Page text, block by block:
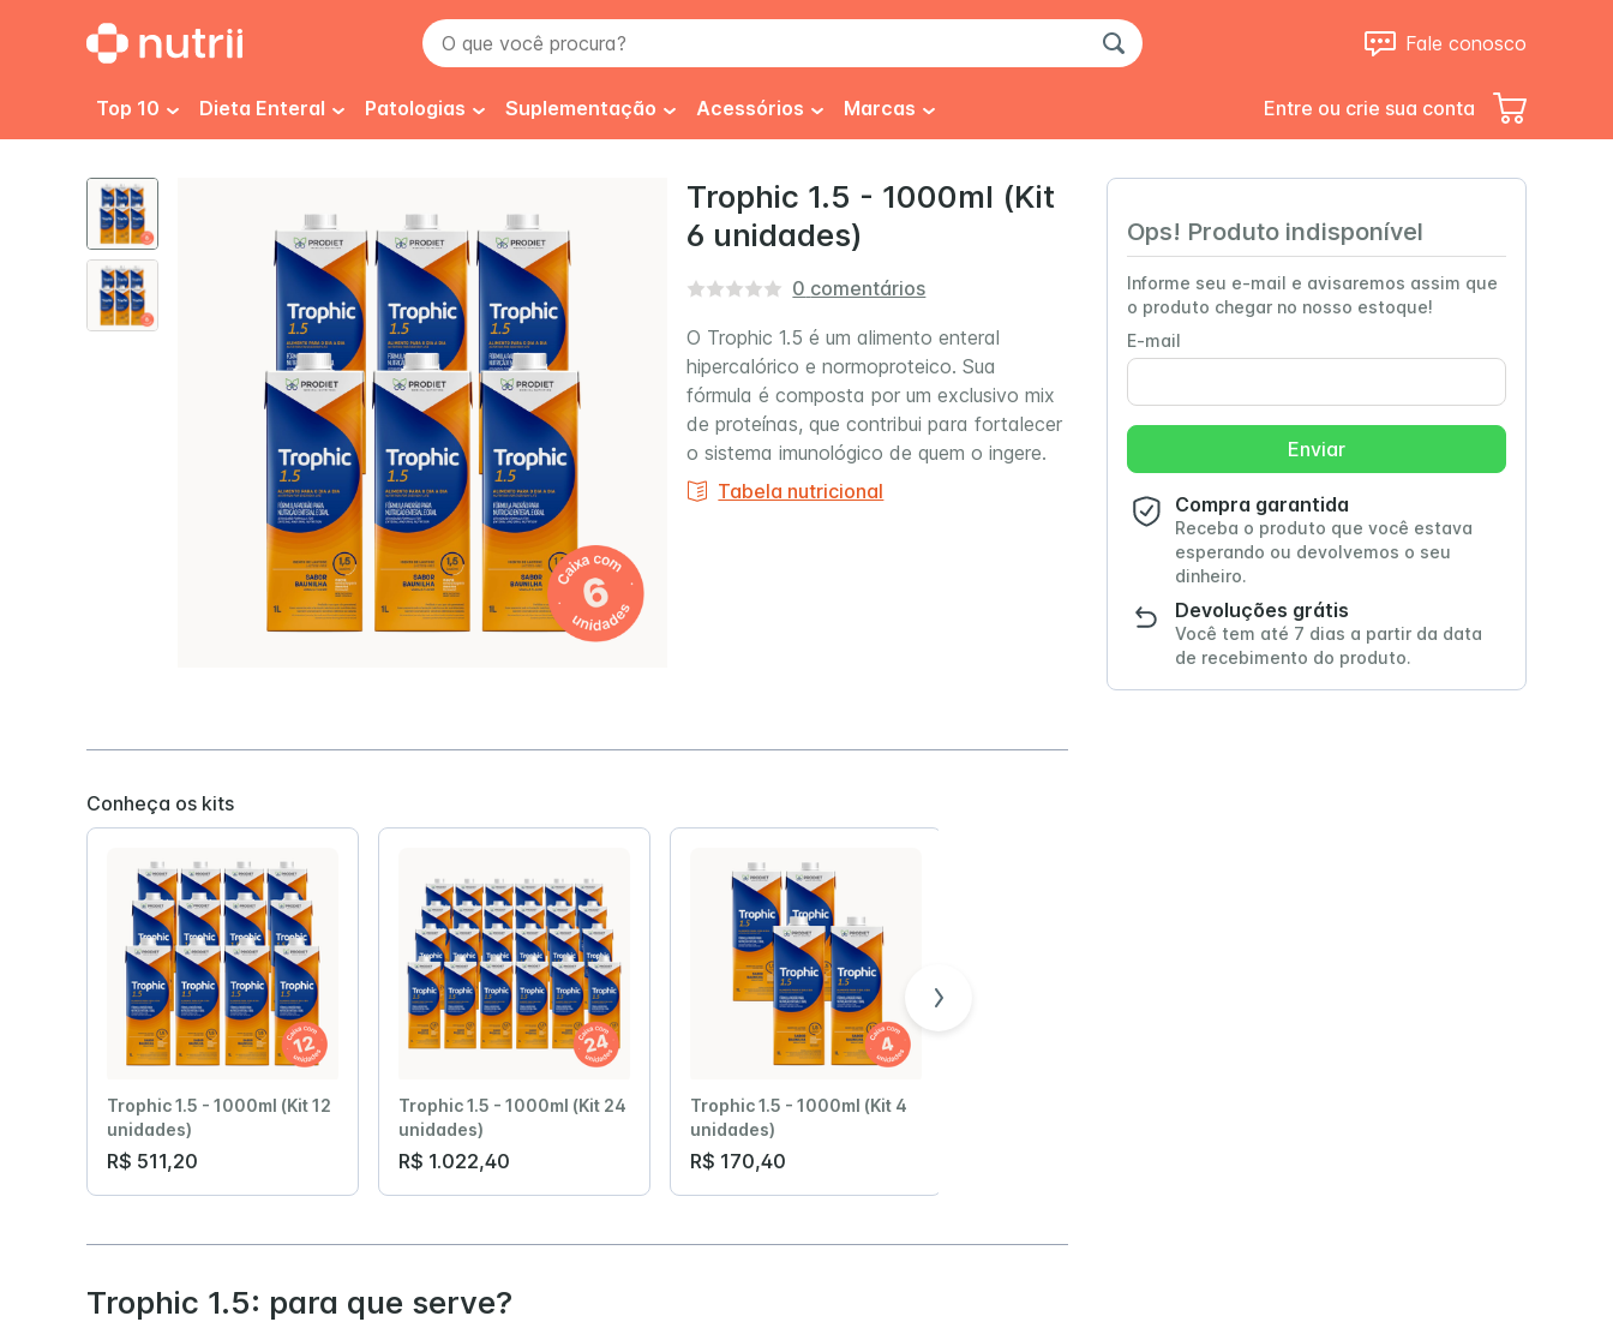
O que você procura? Fale conosco
Top 10
Isosource 1.5 Isosource Soya Isosource Soya Fiber
Trophic Soya 1.2
Dieta Enteral
Dieta 1.2 kcal
Dieta 1.5 kcal
Dieta Enteral Renal
Dieta Enteral Infantil
Dieta Enteral Especializada
Dieta Enteral Diabetes
Normocalórica e Normoproteica
Hipercalórica e Hiperproteica
Hipercalorica e Normoproteica
Patologias
Imunidade
Câncer
Desnutrição
Gastrointestinais
Renal
Cicatrização
Diabetes
Disfagia
Suplementação
Espessante
Fibra Alimentar
Hipercalórico
Hiperproteíco
Proteínas
Nutracêuticos
Acessórios
Frasco
Equipo
Seringa
Higienização
Fixadores
Luvas
Marcas
FiberMais®
Fresubin
Impact®
Isosource®
Nestlé Health Science
Novasource®
Entre ou crie sua conta
Trophic 1.5 - 1000ml (Kit
6 unidades)
0 comentários
O Trophic 1.5 é um alimento enteral
hipercalórico e normoproteico. Sua
fórmula é composta por um exclusivo mix
de proteínas, que contribui para fortalecer
o sistema imunológico de quem o ingere.
Tabela nutricional
Conheça os kits
Trophic 1.5 - 1000ml (Kit 12
unidades)
R$ 511,20
Trophic 1.5 - 1000ml (Kit 24
unidades)
R$ 1.022,40
Trophic 1.5 - 1000ml (Kit 4
unidades)
R$ 170,40
Trophic 1.5: para que serve?
Ops! Produto indisponível
Informe seu e-mail e avisaremos assim que
o produto chegar no nosso estoque!
E-mail
Enviar
Compra garantida
Receba o produto que você estava
esperando ou devolvemos o seu
dinheiro.
Devoluções grátis
Você tem até 7 dias a partir da data
de recebimento do produto.